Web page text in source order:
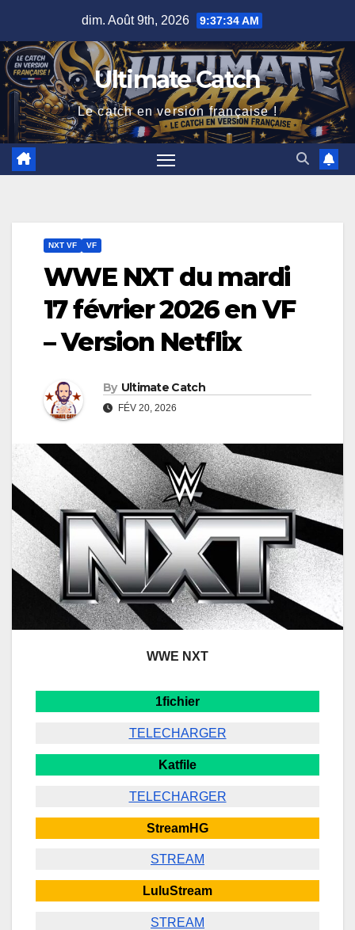
content
dim. Août 9th, 2026 9:37:35 AM
Ultimate Catch
Le catch en version française !
NXT VF VF
WWE NXT du mardi
17 février 2026 en VF
– Version Netflix
By Ultimate Catch
FÉV 20, 2026
WWE NXT
1fichier
TELECHARGER
Katfile
TELECHARGER
StreamHG
STREAM
LuluStream
STREAM